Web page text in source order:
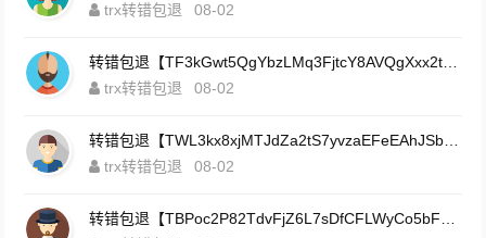
trx转错包退
08-02
trx转错包退
08-02
trx转错包退
08-02